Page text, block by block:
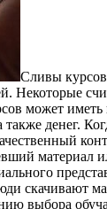
Сливы
Некоторые
может
денег.
скачивают
выбора